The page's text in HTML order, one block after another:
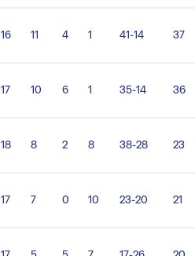
16 11 4 1 41-14 37
17 10 6 1 35-14 36
18 8 2 8 38-28 23
17 7 0 10 23-20 21